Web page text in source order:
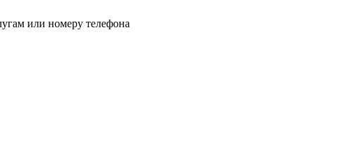
или номеру телефона